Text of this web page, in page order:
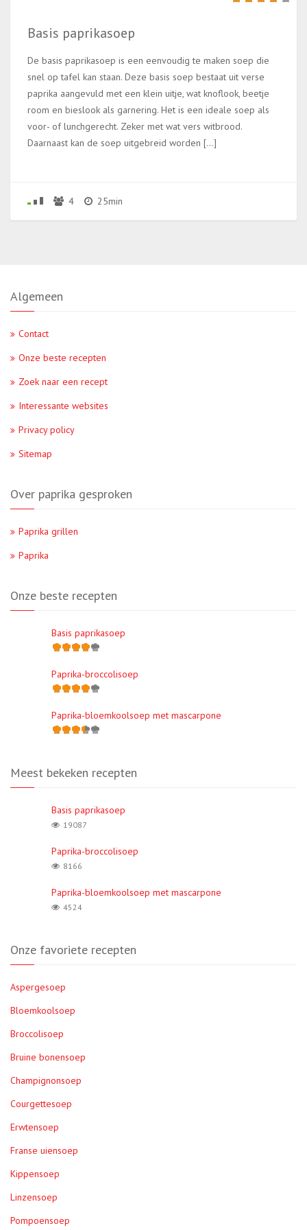
Basis paprikasoep
De basis paprikasoep is een eenvoudig te maken soep die
snel op tafel kan staan. Deze basis soep bestaat uit verse
paprika aangevuld met een klein uitje, wat knoflook, beetje
room en bieslook als garnering. Het is een ideale soep als
voor- of lunchgerecht. Zeker met wat vers witbrood.
Daarnaast kan de soep uitgebreid worden […]
4 25min
Algemeen
Contact
Onze beste recepten
Zoek naar een recept
Interessante websites
Privacy policy
Sitemap
Over paprika gesproken
Paprika grillen
Paprika
Onze beste recepten
Basis paprikasoep
Paprika-broccolisoep
Paprika-bloemkoolsoep met mascarpone
Meest bekeken recepten
Basis paprikasoep
19087
Paprika-broccolisoep
8166
Paprika-bloemkoolsoep met mascarpone
4524
Onze favoriete recepten
Aspergesoep
Bloemkoolsoep
Broccolisoep
Bruine bonensoep
Champignonsoep
Courgettesoep
Erwtensoep
Franse uiensoep
Kippensoep
Linzensoep
Pompoensoep